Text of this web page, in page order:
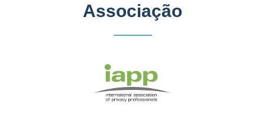
Associação